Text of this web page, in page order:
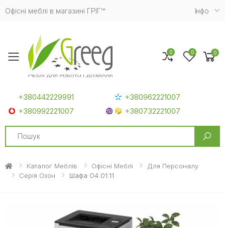
Офісні меблі в магазині ГРІГ™ Iнфо
Toggle mobile menu
+380442229991
+380962221007
+380992221007
+380732221007
Search
0 0 0
Каталог Меблів Офісні Меблі
Для Персоналу
Серія Озон
Шафа O4.01.11